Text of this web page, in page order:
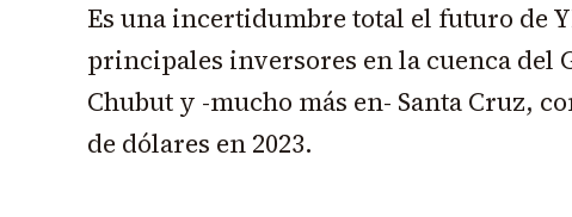
Es una incertidumbre total el futuro de
principales inversores en la cuenca del
Chubut y -mucho más en- Santa Cruz,
de dólares en 2023.